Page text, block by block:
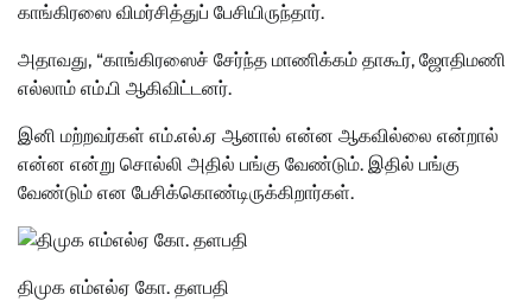
காங்கிரஸை விமர்சித்துப் பேசியிருந்தார்.
அதாவது, “காங்கிரஸைச் சேர்ந்த மாணிக்கம் தாகூர், ஜோதிமணி
எல்லாம் எம்.பி ஆகிவிட்டனர்.
இனி மற்றவர்கள் எம்.எல்.ஏ ஆனால் என்ன ஆகவில்லை என்றால்
என்ன என்று சொல்லி அதில் பங்கு வேண்டும். இதில் பங்கு
வேண்டும் என பேசிக்கொண்டிருக்கிறார்கள்.
திமுக எம்எல்ஏ கோ. தளபதி